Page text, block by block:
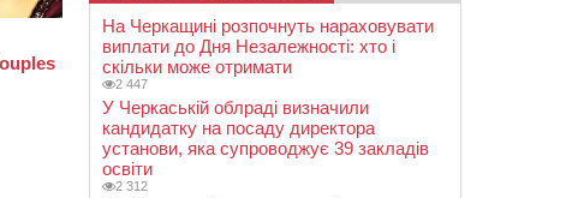
На Черкащині розпочнуть нараховувати
виплати до Дня Незалежності: хто і
скільки може отримати
2 447
У Черкаській облраді визначили
кандидатку на посаду директора
установи, яка супроводжує 39 закладів
освіти
2 312